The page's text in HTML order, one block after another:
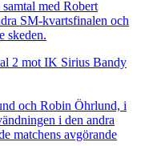
2 mot IK Sirius Bandy
och Robin Öhrlund, i
i den andra
matchens avgörande